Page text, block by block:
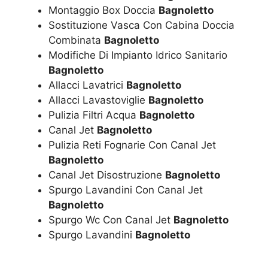
Montaggio Box Doccia Bagnoletto
Sostituzione Vasca Con Cabina Doccia
Combinata Bagnoletto
Modifiche Di Impianto Idrico Sanitario
Bagnoletto
Allacci Lavatrici Bagnoletto
Allacci Lavastoviglie Bagnoletto
Pulizia Filtri Acqua Bagnoletto
Canal Jet Bagnoletto
Pulizia Reti Fognarie Con Canal Jet
Bagnoletto
Canal Jet Disostruzione Bagnoletto
Spurgo Lavandini Con Canal Jet
Bagnoletto
Spurgo Wc Con Canal Jet Bagnoletto
Spurgo Lavandini Bagnoletto